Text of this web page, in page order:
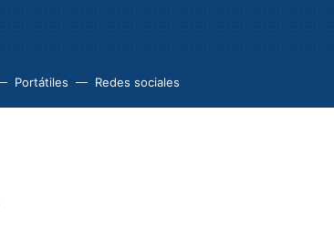
Portátiles Redes sociales